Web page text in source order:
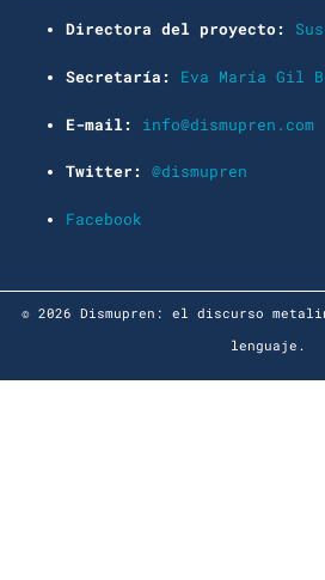
Directora del proyecto:
Secretaría: Eva María Gil
E-mail: info@dismupren.com
Twitter: @dismupren
Facebook
© 2026 Dismupren: el discurso
lenguaje.